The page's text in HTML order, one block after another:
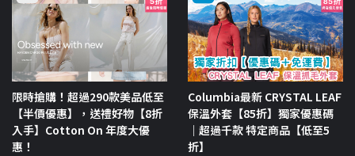
限時搶購！超過290款美品低至
【半價優惠】，送禮好物【8折
入手】Cotton On 年度大優
惠！
Columbia最新 CRYSTAL LEAF
保溫外套【85折】獨家優惠碼
｜超過千款 特定商品【低至5
折】